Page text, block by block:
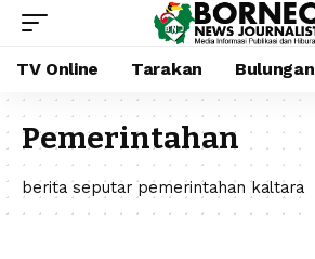
TV Online Tarakan Bulungan
Pemerintahan
berita seputar pemerintahan kaltara